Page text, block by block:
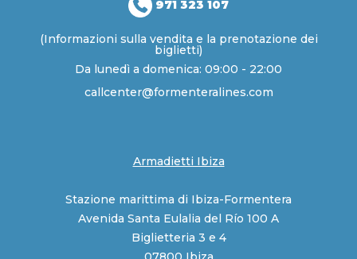
971 323 107
(Informazioni sulla vendita e la prenotazione dei
biglietti)
Da lunedì a domenica: 09:00 - 22:00
callcenter@formenteralines.com
Armadietti Ibiza
Stazione marittima di Ibiza-Formentera
Avenida Santa Eulalia del Río 100 A
Biglietteria 3 e 4